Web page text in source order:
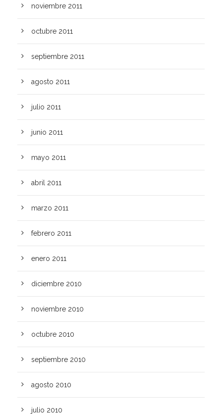
noviembre 2011
octubre 2011
septiembre 2011
agosto 2011
julio 2011
junio 2011
mayo 2011
abril 2011
marzo 2011
febrero 2011
enero 2011
diciembre 2010
noviembre 2010
octubre 2010
septiembre 2010
agosto 2010
julio 2010